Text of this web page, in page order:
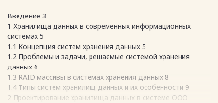
Введение 3
1 Хранилища данных в современных информационных
системах 5
1.1 Концепция систем хранения данных 5
1.2 Проблемы и задачи, решаемые системой хранения
данных 6
1.3 RAID массивы в системах хранения данных 8
1.4 Типы систем хранилищ данных и их особенности 9
2 Проектирование хранилища данных в системе ООО